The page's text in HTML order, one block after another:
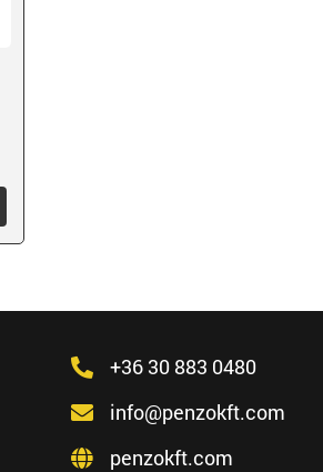
+36 30 883 0480
info@penzokft.com
penzokft.com